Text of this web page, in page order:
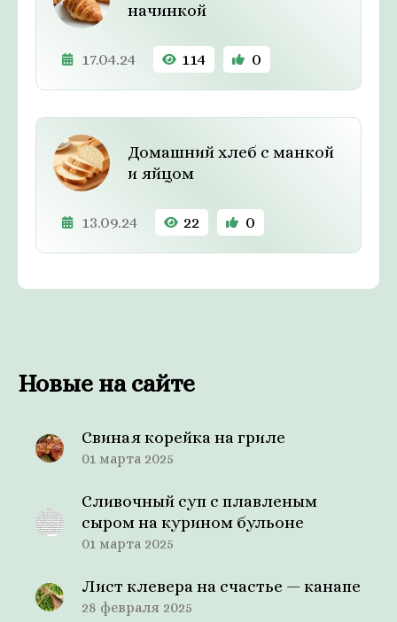
начинкой
17.04.24 114 0
Домашний хлеб с манкой
и яйцом
13.09.24 22 0
Новые на сайте
Свиная корейка на гриле
01 марта 2025
Сливочный суп с плавленым
сыром на курином бульоне
01 марта 2025
Лист клевера на счастье — канапе
28 февраля 2025